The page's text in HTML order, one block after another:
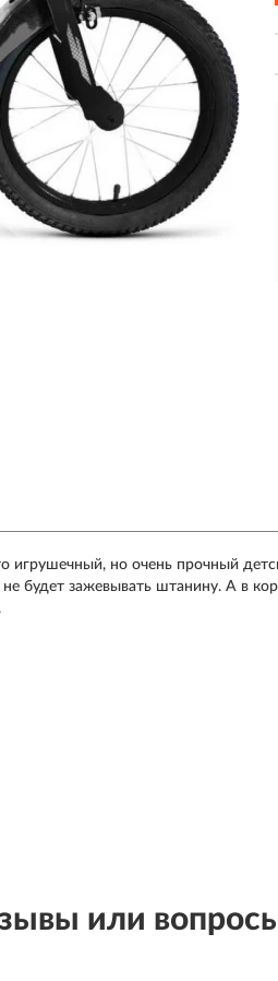
игрушечный, но очень прочный
будет зажевывать штанину. А в
или